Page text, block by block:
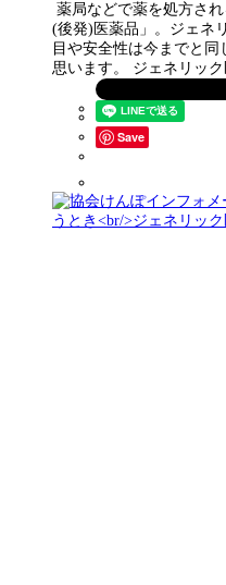
薬局などで薬を処方さ
(後発)医薬品」。ジェネ
目や安全性は今までと同
思います。 ジェネリッ
Save